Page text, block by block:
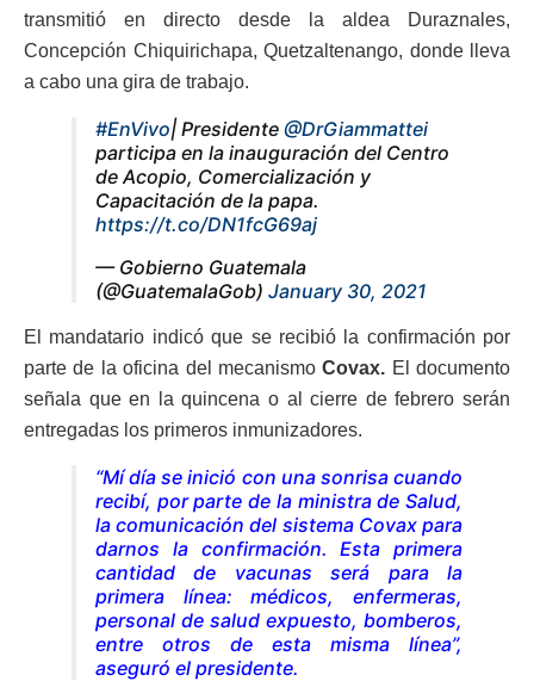
transmitió en directo desde la aldea Duraznales,
Concepción Chiquirichapa, Quetzaltenango, donde lleva
a cabo una gira de trabajo.
#EnVivo| Presidente @DrGiammattei
participa en la inauguración del Centro
de Acopio, Comercialización y
Capacitación de la papa.
https://t.co/DN1fcG69aj
— Gobierno Guatemala
(@GuatemalaGob) January 30, 2021
El mandatario indicó que se recibió la confirmación por
parte de la oficina del mecanismoCovax. El documento
señala que en la quincena o al cierre de febrero serán
entregadas los primeros inmunizadores.
“Mí día se inició con una sonrisa cuando
recibí, por parte de la ministra de Salud,
la comunicación del sistema Covax para
darnos la confirmación. Esta primera
cantidad de vacunas será para la
primera línea: médicos, enfermeras,
personal de salud expuesto, bomberos,
entre otros de esta misma línea”,
aseguró el presidente.